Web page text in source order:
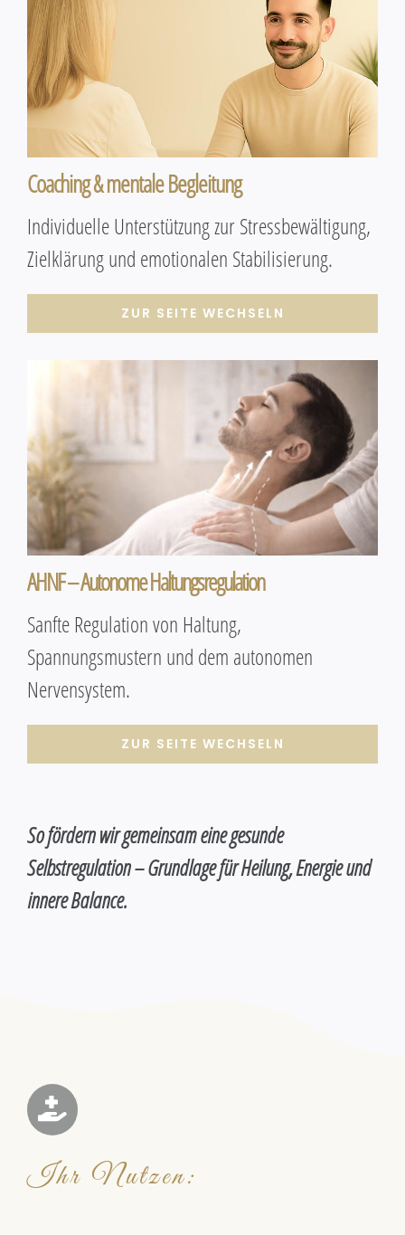
Coaching & mentale Begleitung
Individuelle Unterstützung zur Stressbewältigung,
Zielklärung und emotionalen Stabilisierung.
ZUR SEITE WECHSELN
AHNF – Autonome Haltungsregulation
Sanfte Regulation von Haltung,
Spannungsmustern und dem autonomen
Nervensystem.
ZUR SEITE WECHSELN
So fördern wir gemeinsam eine gesunde
Selbstregulation – Grundlage für Heilung, Energie und
innere Balance.
Ihr Nutzen: